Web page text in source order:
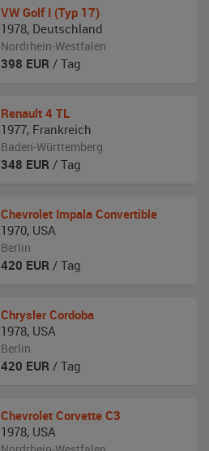
VW Golf I (Typ 17)
1978, Deutschland
Nordrhein-Westfalen
398 EUR / Tag
Renault 4 TL
1977, Frankreich
Baden-Württemberg
348 EUR / Tag
Chevrolet Impala Convertible
1970, USA
Berlin
420 EUR / Tag
Chrysler Cordoba
1978, USA
Berlin
420 EUR / Tag
Chevrolet Corvette C3
1978, USA